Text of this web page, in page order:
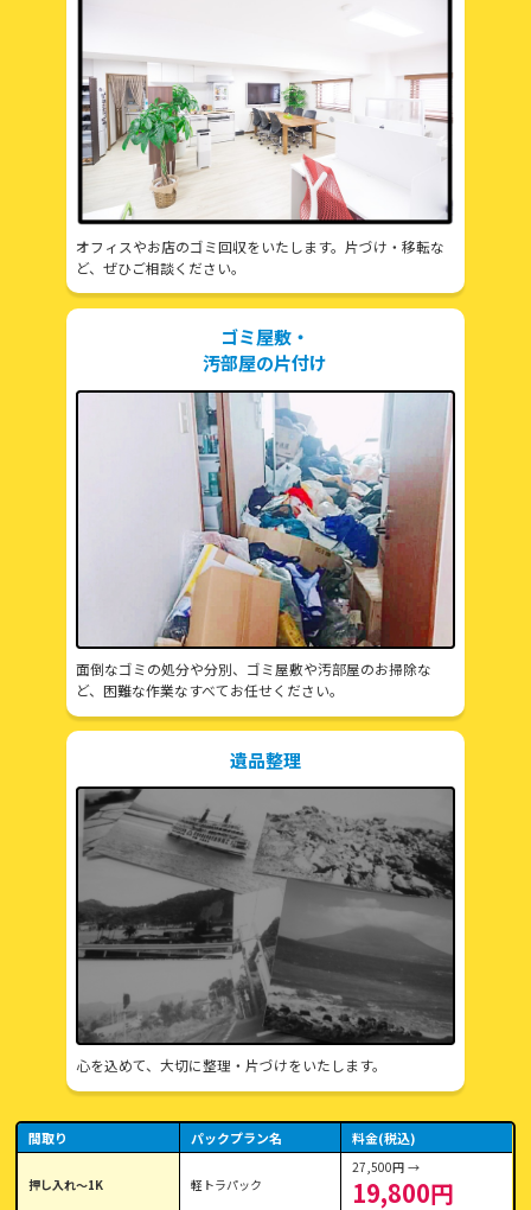
オフィスやお店のゴミ回収をいたします。片づけ・移転な
ど、ぜひご相談ください。
ゴミ屋敷・
汚部屋の片付け
面倒なゴミの処分や分別、ゴミ屋敷や汚部屋のお掃除な
ど、困難な作業なすべてお任せください。
遺品整理
心を込めて、大切に整理・片づけをいたします。
間取り パックプラン名 料金(税込)
押し入れ〜1K 軽トラパック
27,500円 →
19,800円